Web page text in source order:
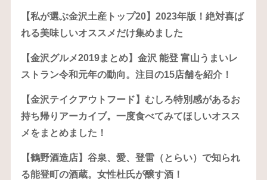
【私が選ぶ金沢土産トップ20】2023年版！絶対喜ば
れる美味しいオススメだけ集めました
【金沢グルメ2019まとめ】金沢 能登 富山うまいレ
ストラン令和元年の動向。注目の15店舗を紹介！
【金沢テイクアウトフード】むしろ特別感があるお
持ち帰りアーカイブ。一度食べてみてほしいオスス
メをまとめました！
【鶴野酒造店】谷泉、愛、登雷（とらい）で知られ
る能登町の酒蔵。女性杜氏が醸す酒！